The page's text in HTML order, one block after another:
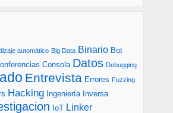
automático Big Data Binario Bot
Consola Datos Debugging
Entrevista Errores Fuzzing
Hacking Ingeniería Inversa
IoT Linker